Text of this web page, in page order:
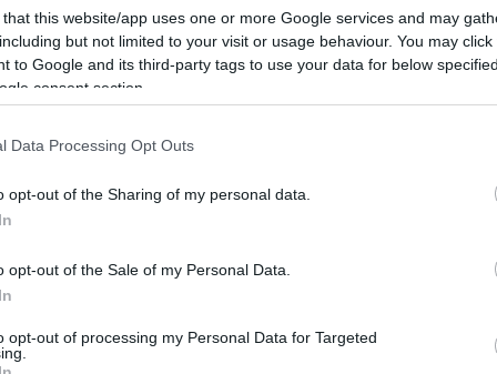
that this website/app uses one or more Google services and may
but not limited to your visit or usage behaviour. You may
to Google and its third-party tags to use your data for below
consent section.
Data Processing Opt Outs
opt-out of the Sharing of my personal data.
opt-out of the Sale of my Personal Data.
opt-out of processing my Personal Data for Targeted
azt írják, hogy nem kell számítani törvényes
mert mégsem fognak összeházasodni.
és mérlegelés után ugyanis arra jutottak, hogy
azonban hozzátették - hogy valami jó is legyen
a ceremónián már látszott, hogy valami nem
Tracey közt. A színész odáig elment, hogy a
filmsztár tavaly ősszel jött össze,
tartották...
jelöltje volt. A színész éveken át élt együtt első
Mitchell-el,
Nem is
Tanár Úr
AZ